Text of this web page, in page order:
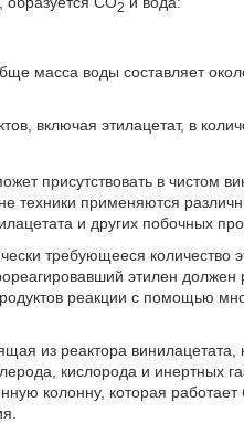
2
масса воды составляет
включая этилацетат, в
присутствовать в чистом
техники применяются
и других побочных
требующееся количество
этилен должен
реакции с помощью
из реактора винилацетата,
кислорода и инертных
колонну, которая